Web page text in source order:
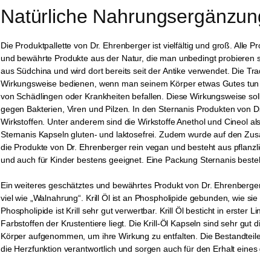
Natürliche
Die Produktpallette von Dr. Ehrenberger ist vielfältig und groß. Alle
und bewährte Produkte aus der Natur, die man unbedingt
aus Südchina und wird dort bereits seit der Antike verwendet. Die
Wirkungsweise bedienen, wenn man seinem Körper etwas Gutes
von Schädlingen oder Krankheiten befallen. Diese Wirkungsweise
gegen Bakterien, Viren und Pilzen. In den Sternanis Produkten von
Wirkstoffen. Unter anderem sind die Wirkstoffe Anethol und Cineol
Sternanis Kapseln gluten- und laktosefrei. Zudem wurde auf den
die Produkte von Dr. Ehrenberger rein vegan und besteht aus
und auch für Kinder bestens geeignet. Eine Packung Sternanis
Ein weiteres geschätztes und bewährtes Produkt von Dr.
viel wie „Walnahrung“. Krill Öl ist an Phospholipide gebunden, wie
Phospholipide ist Krill sehr gut verwertbar. Krill Öl besticht in erster
Farbstoffen der Krustentiere liegt. Die Krill-Öl Kapseln sind sehr
Körper aufgenommen, um ihre Wirkung zu entfalten. Die
die Herzfunktion verantwortlich und sorgen auch für den Erhalt